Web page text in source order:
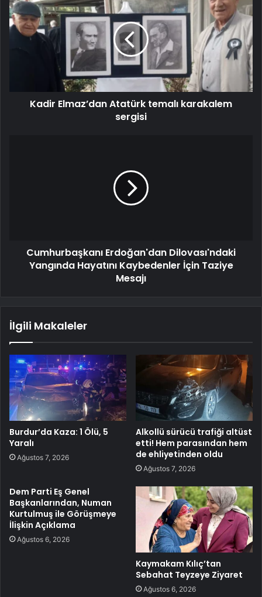
Kadir Elmaz’dan Atatürk temalı karakalem
sergisi
Cumhurbaşkanı Erdoğan'dan Dilovası'ndaki
Yangında Hayatını Kaybedenler İçin Taziye
Mesajı
İlgili Makaleler
Burdur’da Kaza: 1 Ölü, 5
Yaralı
Ağustos 7, 2026
Alkollü sürücü trafiği altüst
etti! Hem parasından hem
de ehliyetinden oldu
Ağustos 7, 2026
Dem Parti Eş Genel
Başkanlarından, Numan
Kurtulmuş ile Görüşmeye
İlişkin Açıklama
Ağustos 6, 2026
Kaymakam Kılıç’tan
Sebahat Teyzeye Ziyaret
Ağustos 6, 2026